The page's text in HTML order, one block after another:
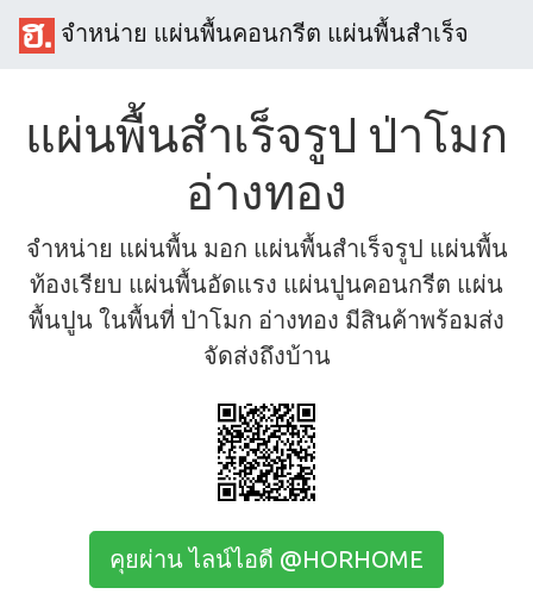
จำหน่าย แผ่นพื้นคอนกรีต แผ่นพื้นสำเร็จ
แผ่นพื้นสำเร็จรูป ป่าโมก
อ่างทอง
จำหน่าย แผ่นพื้น มอก แผ่นพื้นสำเร็จรูป แผ่นพื้น
ท้องเรียบ แผ่นพื้นอัดแรง แผ่นปูนคอนกรีต แผ่น
พื้นปูน ในพื้นที่ ป่าโมก อ่างทอง มีสินค้าพร้อมส่ง
จัดส่งถึงบ้าน
คุยผ่าน ไลน์ไอดี @HORHOME